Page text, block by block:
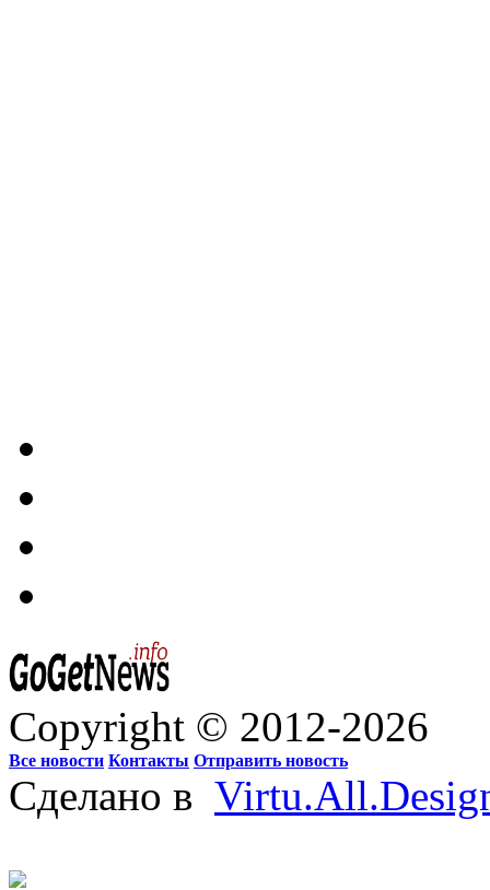
Copyright © 2012-2026
Все новости Контакты Отправить новость
Сделано в